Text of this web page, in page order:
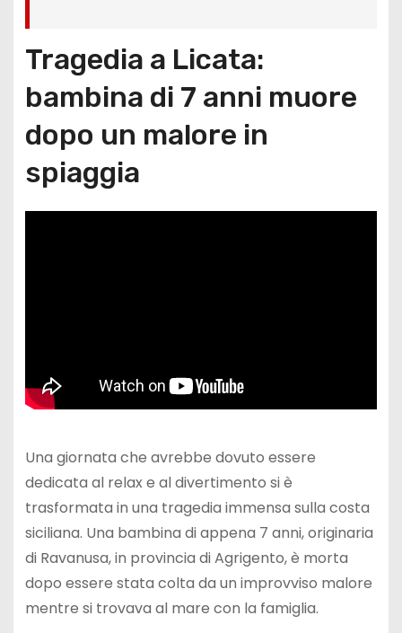
Tragedia a Licata:
bambina di 7 anni muore
dopo un malore in
spiaggia
Una giornata che avrebbe dovuto essere
dedicata al relax e al divertimento si è
trasformata in una tragedia immensa sulla costa
siciliana. Una bambina di appena 7 anni, originaria
di Ravanusa, in provincia di Agrigento, è morta
dopo essere stata colta da un improvviso malore
mentre si trovava al mare con la famiglia.